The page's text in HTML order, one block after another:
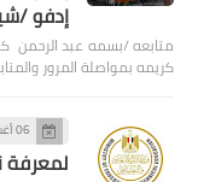
إدفو /
متابعه /بسمه عبد الرحمن
كريمه بمواصلة المرور
06 أغسطس 2022
لمعرفة